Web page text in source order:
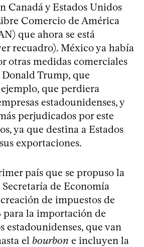
Canadá y Estados Unidos
Comercio de América
que ahora se está
recuadro). México ya había
otras medidas comerciales
Trump, que
que perdiera
estadounidenses, y
perjudicados por este
ya que destina a Estados
exportaciones.
país que se propuso la
de Economía
de impuestos de
para la importación de
estadounidenses, que van
el bourbon e incluyen la